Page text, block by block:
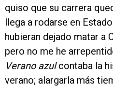
quiso que su carrera
llega a rodarse en
hubieran dejado matar a
pero no me he
Verano azulcontaba la
verano; alargarla más